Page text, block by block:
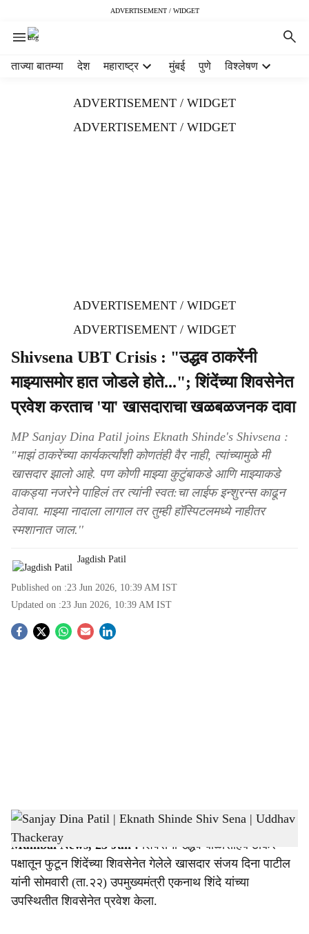
ADVERTISEMENT / WIDGET
ताज्या बातम्या देश महाराष्ट्र मुंबई पुणे विश्लेषण
ADVERTISEMENT / WIDGET
ADVERTISEMENT / WIDGET
ADVERTISEMENT / WIDGET
ADVERTISEMENT / WIDGET
Shivsena UBT Crisis : "उद्धव ठाकरेंनी
माझ्यासमोर हात जोडले होते..."; शिंदेंच्या शिवसेनेत
प्रवेश करताच 'या' खासदाराचा खळबळजनक दावा
MP Sanjay Dina Patil joins Eknath Shinde's Shivsena :
"माझं ठाकरेंच्या कार्यकर्त्यांशी कोणतंही वैर नाही, त्यांच्यामुळे मी
खासदार झालो आहे. पण कोणी माझ्या कुटुंबाकडे आणि माझ्याकडे
वाकड्या नजरेने पाहिलं तर त्यांनी स्वत:चा लाईफ इन्शुरन्स काढून
ठेवावा. माझ्या नादाला लागाल तर तुम्ही हॉस्पिटलमध्ये नाहीतर
स्मशानात जाल.''
Jagdish Patil
Published on :23 Jun 2026, 10:39 AM IST
Updated on :23 Jun 2026, 10:39 AM IST
S
h
a
r
Sanjay Dina Patil | Eknath Shinde Shiv Sena | Uddhav Thackeray-sarkarnama
Mumbai News, 23 Jun : शिवसेना उद्धव बाळासाहेब ठाकरे
पक्षातून फुटून शिंदेंच्या शिवसेनेत गेलेले खासदार संजय दिना पाटील
यांनी सोमवारी (ता.२२) उपमुख्यमंत्री एकनाथ शिंदे यांच्या
उपस्थितीत शिवसेनेत प्रवेश केला.